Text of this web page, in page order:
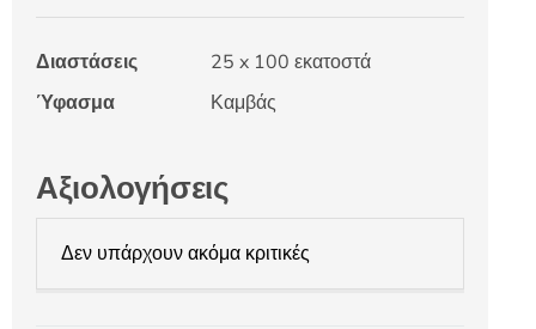
Διαστάσεις
25 x 100 εκατοστά
Ύφασμα
Καμβάς
Αξιολογήσεις
Δεν υπάρχουν ακόμα κριτικές